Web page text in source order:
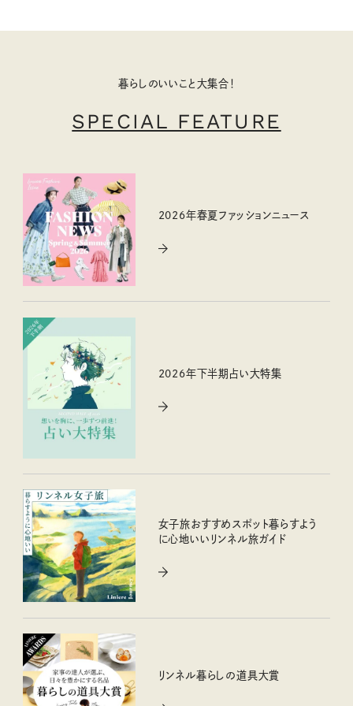
暮らしのいいこと大集合！
SPECIAL FEATURE
2026年春夏ファッションニュース
2026年下半期占い大特集
女子旅おすすめスポット暮らすよう
に心地いいリンネル旅ガイド
リンネル暮らしの道具大賞